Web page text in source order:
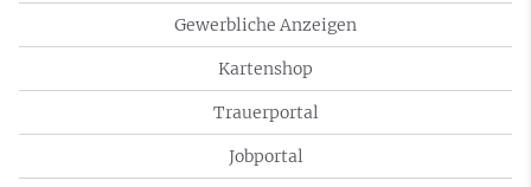
Gewerbliche Anzeigen
Kartenshop
Trauerportal
Jobportal